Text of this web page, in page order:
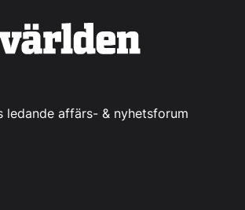
ledande affärs- & nyhetsforum